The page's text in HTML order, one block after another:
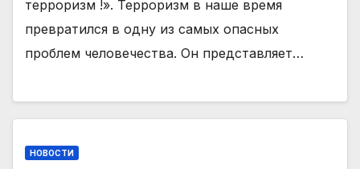
терроризм !». Терроризм в наше время
превратился в одну из самых опасных
проблем человечества. Он представляет…
НОВОСТИ